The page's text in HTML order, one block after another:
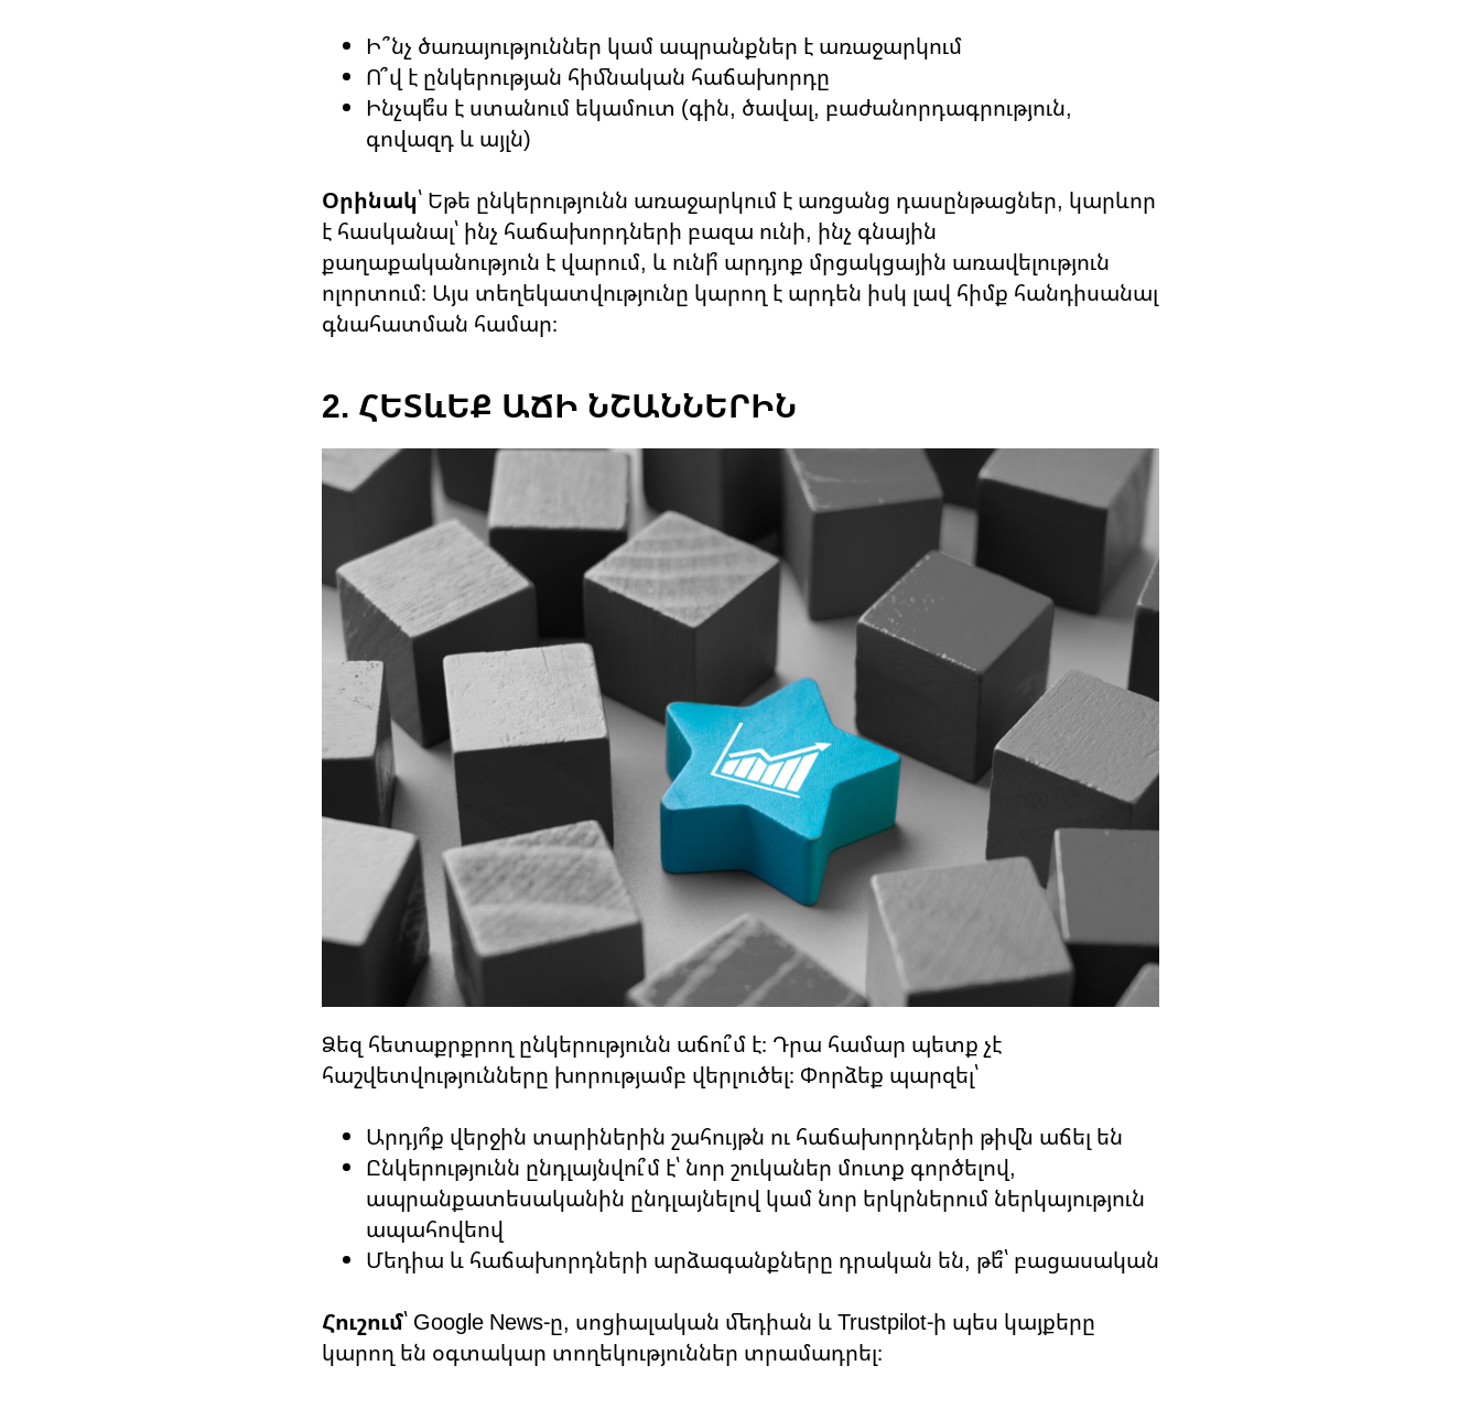
Ի՞նչ ծառայություններ կամ ապրանքներ է առաջարկում
Ո՞վ է ընկերության հիմնական հաճախորդը
Ինչպե՞ս է ստանում եկամուտ (գին, ծավալ, բաժանորդագրություն,
գովազդ և այլն)
Օրինակ՝ Եթե ընկերությունն առաջարկում է առցանց դասընթացներ, կարևոր
է հասկանալ՝ ինչ հաճախորդների բազա ունի, ինչ գնային
քաղաքականություն է վարում, և ունի՞ արդյոք մրցակցային առավելություն
ոլորտում։ Այս տեղեկատվությունը կարող է արդեն իսկ լավ հիմք հանդիսանալ
գնահատման համար։
2. ՀԵՏևԵՔ ԱՃԻ ՆՇԱՆՆԵՐԻՆ
Ձեզ հետաքրքրող ընկերությունն աճու՞մ է։ Դրա համար պետք չէ
հաշվետվությունները խորությամբ վերլուծել։ Փորձեք պարզել՝
Արդյո՞ք վերջին տարիներին շահույթն ու հաճախորդների թիվն աճել են
Ընկերությունն ընդլայնվու՞մ է՝ նոր շուկաներ մուտք գործելով,
ապրանքատեսականին ընդլայնելով կամ նոր երկրներում ներկայություն
ապահովեով
Մեդիա և հաճախորդների արձագանքները դրական են, թե՞՝ բացասական
Հուշում՝ Google News-ը, սոցիալական մեդիան և Trustpilot-ի պես կայքերը
կարող են օգտակար տողեկություններ տրամադրել։